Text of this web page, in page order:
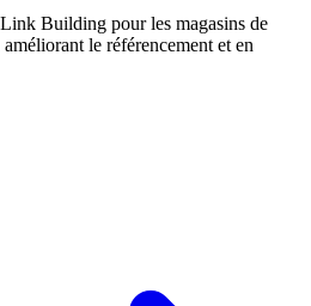
Building pour les magasins de
le référencement et en